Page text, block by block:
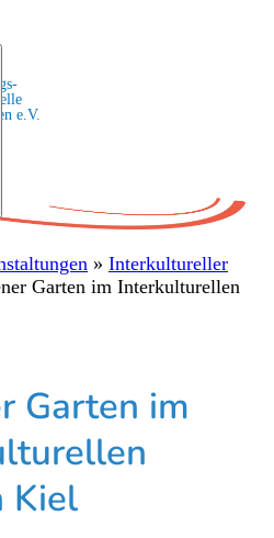
e.V.
» Interkultureller
Garten im Interkulturellen
Garten im
Kiel